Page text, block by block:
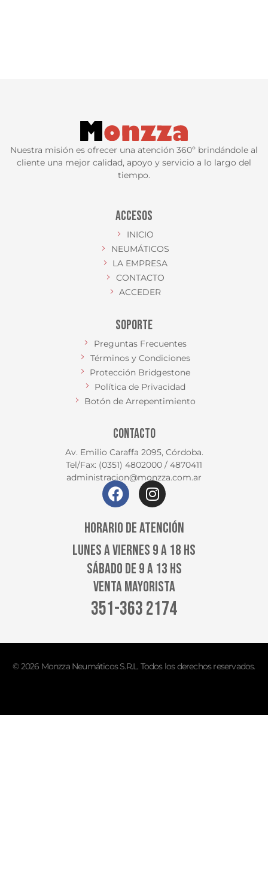
Nuestra misión es ofrecer una atención 360º brindándole al
cliente una mejor calidad, apoyo y servicio a lo largo del
tiempo.
ACCESOS
INICIO
NEUMÁTICOS
LA EMPRESA
CONTACTO
ACCEDER
SOPORTE
Preguntas Frecuentes
Términos y Condiciones
Protección Bridgestone
Política de Privacidad
Botón de Arrepentimiento
CONTACTO
Av. Emilio Caraffa 2095, Córdoba.
Tel/Fax: (0351) 4802000 / 4870411
administracion@monzza.com.ar
HORARIO DE ATENCIÓN
LUNES A VIERNES 9 A 18 HS
SÁBADO DE 9 A 13 HS
VENTA MAYORISTA
351-363 2174
© 2026 Monzza Neumáticos S.R.L. Todos los derechos reservados.